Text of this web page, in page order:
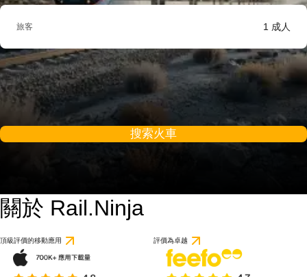
旅客 1 成人
搜索火車
關於 Rail.Ninja
頂級評價的移動應用 評價為卓越